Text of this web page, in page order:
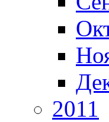
2011